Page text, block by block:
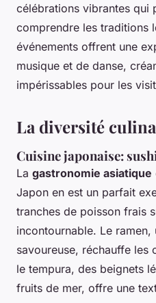
célébrations vibrantes qui
comprendre les traditions
événements offrent une
musique et de danse,
impérissables pour les
La diversité
Cuisine japonaise:
La gastronomie asiatique
Japon en est un parfait
tranches de poisson frais
incontournable. Le
savoureuse, réchauffe
le tempura, des beignets
fruits de mer, offre une